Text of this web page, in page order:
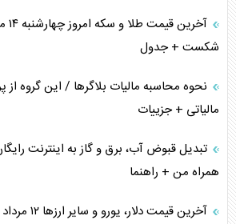
شکست + جدول
نحوه محاسبه مالیات بلاگر‌ها / این گروه از
مالیاتی + جزییات
تبدیل قبوض آب، برق و گاز به اینترنت
همراه من + راهنما
آخرین قیمت دلار، یورو و سایر ارز‌ها ۱۲ مرداد ۱۴۰۵ / جدول